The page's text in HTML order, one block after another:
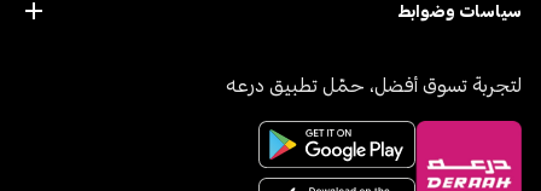
سياسات وضوابط
لتجربة تسوق أفضل، حمّل تطبيق درعه